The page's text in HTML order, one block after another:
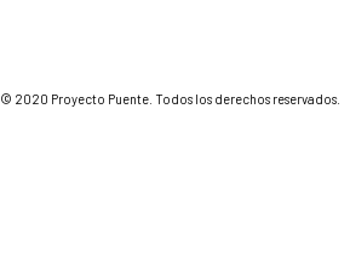
© 2020 Proyecto Puente. Todos los derechos reservados.